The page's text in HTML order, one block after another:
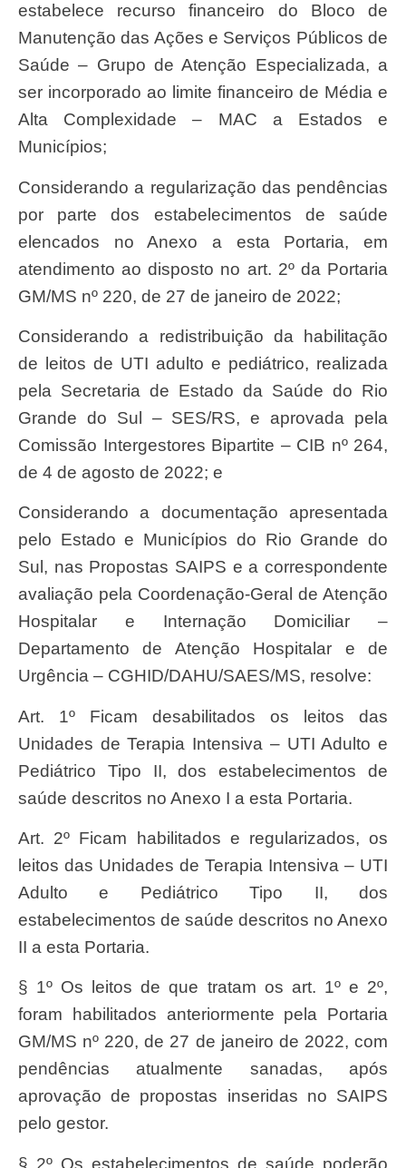
estabelece recurso financeiro do Bloco de
Manutenção das Ações e Serviços Públicos de
Saúde – Grupo de Atenção Especializada, a
ser incorporado ao limite financeiro de Média e
Alta Complexidade – MAC a Estados e
Municípios;
Considerando a regularização das pendências
por parte dos estabelecimentos de saúde
elencados no Anexo a esta Portaria, em
atendimento ao disposto no art. 2º da Portaria
GM/MS nº 220, de 27 de janeiro de 2022;
Considerando a redistribuição da habilitação
de leitos de UTI adulto e pediátrico, realizada
pela Secretaria de Estado da Saúde do Rio
Grande do Sul – SES/RS, e aprovada pela
Comissão Intergestores Bipartite – CIB nº 264,
de 4 de agosto de 2022; e
Considerando a documentação apresentada
pelo Estado e Municípios do Rio Grande do
Sul, nas Propostas SAIPS e a correspondente
avaliação pela Coordenação-Geral de Atenção
Hospitalar e Internação Domiciliar –
Departamento de Atenção Hospitalar e de
Urgência – CGHID/DAHU/SAES/MS, resolve:
Art. 1º Ficam desabilitados os leitos das
Unidades de Terapia Intensiva – UTI Adulto e
Pediátrico Tipo II, dos estabelecimentos de
saúde descritos no Anexo I a esta Portaria.
Art. 2º Ficam habilitados e regularizados, os
leitos das Unidades de Terapia Intensiva – UTI
Adulto e Pediátrico Tipo II, dos
estabelecimentos de saúde descritos no Anexo
II a esta Portaria.
§ 1º Os leitos de que tratam os art. 1º e 2º,
foram habilitados anteriormente pela Portaria
GM/MS nº 220, de 27 de janeiro de 2022, com
pendências atualmente sanadas, após
aprovação de propostas inseridas no SAIPS
pelo gestor.
§ 2º Os estabelecimentos de saúde poderão